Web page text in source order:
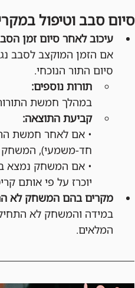
סיום סבב וטיפול
עיכוב לאחר סיום זמן
אם הזמן המוקצב לסבב
סיום התור הנוכחי.
תורות נוספים:
במהלך חמשת
קביעת התוצאה:
• אם לאחר חמשת
חד-משמעי), המשחק
• אם המשחק נמצא
יוכרז על פי אותם
מקרים בהם המשחק לא
במידה והמשחק לא התחיל
המלאים.